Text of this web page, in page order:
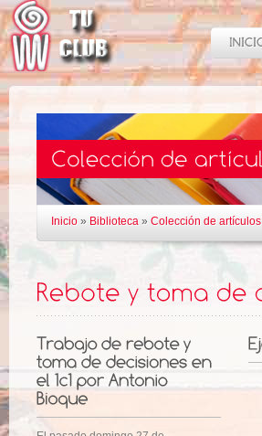
Inicio » Biblioteca » Colección de artículos